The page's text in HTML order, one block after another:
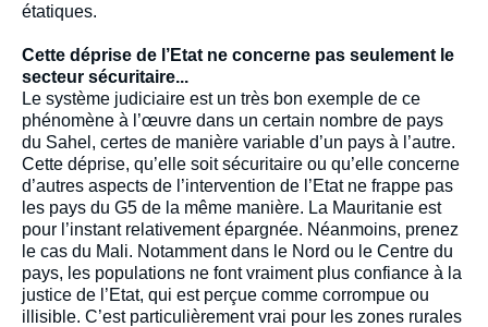
étatiques.
Cette déprise de l’Etat ne concerne pas seulement le
secteur sécuritaire...
Le système judiciaire est un très bon exemple de ce
phénomène à l’œuvre dans un certain nombre de pays
du Sahel, certes de manière variable d’un pays à l’autre.
Cette déprise, qu’elle soit sécuritaire ou qu’elle concerne
d’autres aspects de l’intervention de l’Etat ne frappe pas
les pays du G5 de la même manière. La Mauritanie est
pour l’instant relativement épargnée. Néanmoins, prenez
le cas du Mali. Notamment dans le Nord ou le Centre du
pays, les populations ne font vraiment plus confiance à la
justice de l’Etat, qui est perçue comme corrompue ou
illisible. C’est particulièrement vrai pour les zones rurales